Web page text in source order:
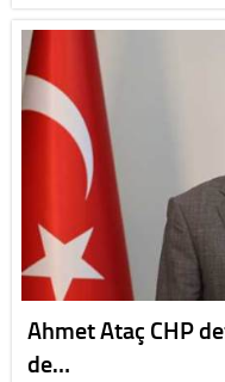
Ahmet Ataç CHP
de…